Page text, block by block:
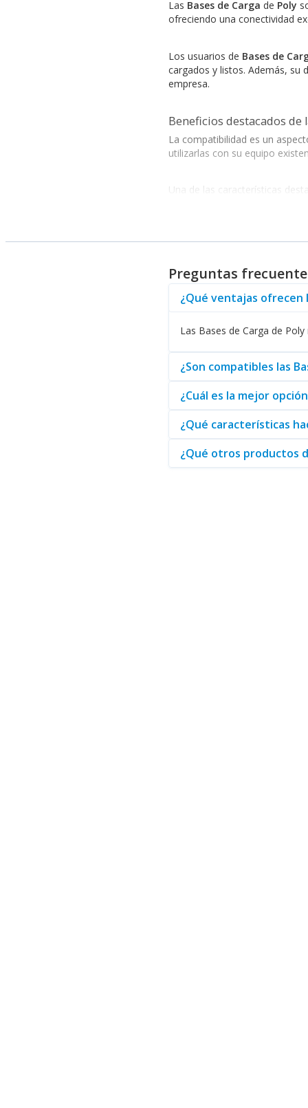
Las Bases de Carga de Poly
ofreciendo una conectividad
Los usuarios de Bases de
cargados y listos. Además, su
empresa.
Beneficios destacados de
La compatibilidad es un
utilizarlas con su equipo
Una de las características
Adicionalmente,Polyofrece
Por último, si usted está
que complementa a las
confianza para obtener estos
Preguntas
¿Qué ventajas ofrecen
Las Bases de Carga de
¿Son compatibles las
¿Cuál es la mejor
¿Qué características
¿Qué otros productos